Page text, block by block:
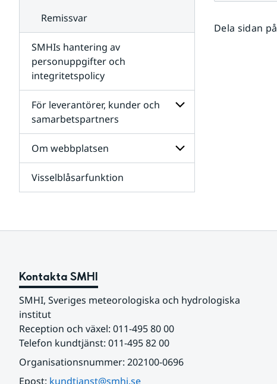
Remissvar
SMHIs hantering av
personuppgifter och
integritetspolicy
För leverantörer, kunder och
samarbetspartners
Undersidor
för
och
Om webbplatsen
för
Visselblåsarfunktion
Dela sidan på
Kontakta SMHI
SMHI, Sveriges meteorologiska och hydrologiska
institut
Reception och växel: 011-495 80 00
Telefon kundtjänst: 011-495 82 00
Organisationsnummer: 202100-0696
Epost: kundtjanst@smhi.se